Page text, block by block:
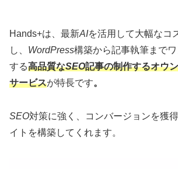
Hands+は、最新AIを活用して大幅なコ
し、 WordPress構築から記事執筆まで
する高品質なSEO記事の制作するオウ
サービスが特長です。
SEO対策に強く、コンバージョンを獲
イトを構築してくれます。